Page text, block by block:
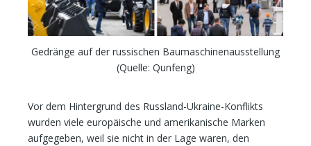
Gedränge auf der russischen Baumaschinenausstellung
(Quelle: Qunfeng)
Vor dem Hintergrund des Russland-Ukraine-Konflikts
wurden viele europäische und amerikanische Marken
aufgegeben, weil sie nicht in der Lage waren, den